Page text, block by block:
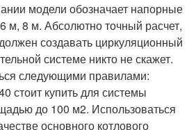
модели обозначает напорные
м, 8 м. Абсолютно точный расчет,
создавать циркуляционный
системе никто не скажет.
следующими правилами:
стоит купить для системы
до 100 м2. Использоваться
основного котлового